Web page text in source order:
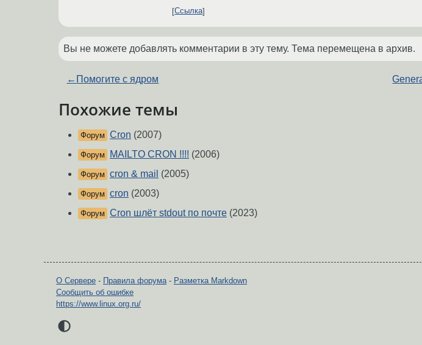
Ссылка
Вы не можете добавлять комментарии в эту тему. Тема перемещена в архив.
← Помогите с ядром
Похожие темы
Форум Cron (2007)
Форум MAILTO CRON !!!! (2006)
Форум cron & mail (2005)
Форум cron (2003)
Форум Cron шлёт stdout по почте (2023)
О Сервере - Правила форума- Разметка Markdown
Сообщить об ошибке
https://www.linux.org.ru/